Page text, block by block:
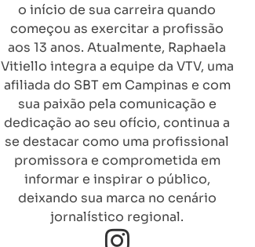
o início de sua carreira quando
começou as exercitar a profissão
aos 13 anos. Atualmente, Raphaela
Vitiello integra a equipe da VTV, uma
afiliada do SBT em Campinas e com
sua paixão pela comunicação e
dedicação ao seu ofício, continua a
se destacar como uma profissional
promissora e comprometida em
informar e inspirar o público,
deixando sua marca no cenário
jornalístico regional.